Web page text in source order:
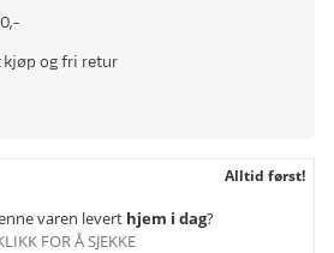
kjøp og fri retur
Alltid først!
varen levert hjem i dag?
FOR Å SJEKKE